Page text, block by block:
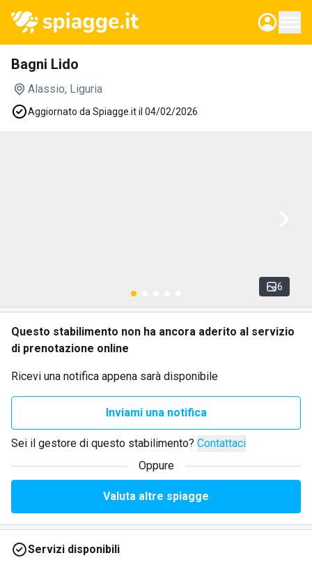
Bagni Lido
Alassio, Liguria
Aggiornato da Spiagge.it il 04/02/2026
6
Questo stabilimento non ha ancora aderito al servizio
di prenotazione online
Ricevi una notifica appena sarà disponibile
Inviami una notifica
Sei il gestore di questo stabilimento? Contattaci
Oppure
Valuta altre spiagge
Servizi disponibili